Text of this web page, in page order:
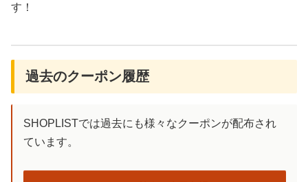
す！
過去のクーポン履歴
SHOPLISTでは過去にも様々なクーポンが配布され
ています。